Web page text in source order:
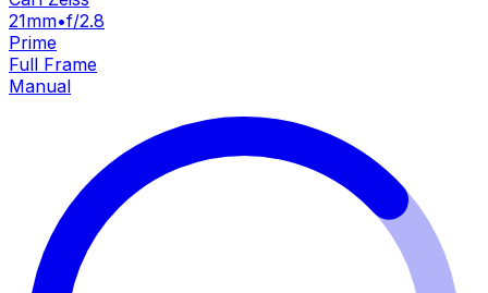
21mm•f/2.8
Prime
Full Frame
Manual